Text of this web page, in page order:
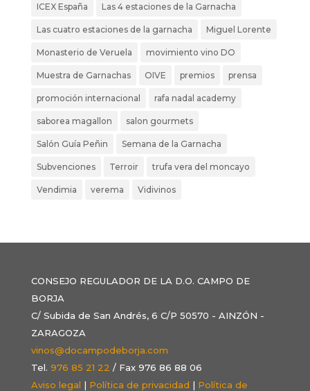
ICEX España Las 4 estaciones de la Garnacha
Las cuatro estaciones de la garnacha Miguel Lorente
Monasterio de Veruela movimiento vino DO
Muestra de Garnachas OIVE premios prensa
promoción internacional rafa nadal academy
saborea magallon salon gourmets
Salón Guía Peñin Semana de la Garnacha
Subvenciones Terroir trufa vera del moncayo
Vendimia verema Vidivinos
CONSEJO REGULADOR DE LA D.O. CAMPO DE
BORJA
C/ Subida de San Andrés, 6 C/P 50570 - AINZÓN -
ZARAGOZA
vinos@docampodeborja.com
Tel. 976 85 21 22 / Fax 976 86 88 06
Aviso legal | Política de privacidad | Política de